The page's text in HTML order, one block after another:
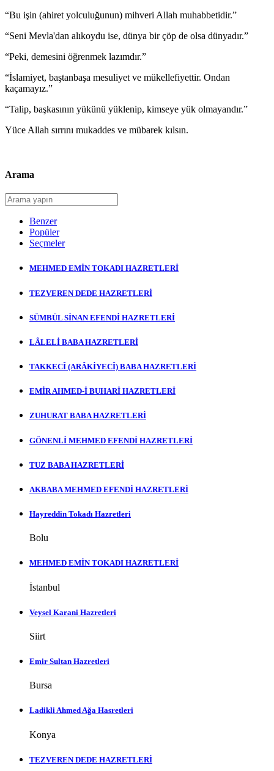
“Bu işin (ahiret yolculuğunun) mihveri Allah muhabbetidir.”
“Seni Mevla'dan alıkoydu ise, dünya bir çöp de olsa dünyadır.”
“Peki, demesini öğrenmek lazımdır.”
“İslamiyet, baştanbaşa mesuliyet ve mükellefiyettir. Ondan
kaçamayız.”
“Talip, başkasının yükünü yüklenip, kimseye yük olmayandır.”
Yüce Allah sırrını mukaddes ve mübarek kılsın.
Arama
Benzer
Popüler
Seçmeler
MEHMED EMİN TOKADI HAZRETLERİ
TEZVEREN DEDE HAZRETLERİ
SÜMBÜL SİNAN EFENDİ HAZRETLERİ
LÂLELİ BABA HAZRETLERİ
TAKKECÎ (ARÂKİYECÎ) BABA HAZRETLERİ
EMİR AHMED-İ BUHARİ HAZRETLERİ
ZUHURAT BABA HAZRETLERİ
GÖNENLİ MEHMED EFENDİ HAZRETLERİ
TUZ BABA HAZRETLERİ
AKBABA MEHMED EFENDİ HAZRETLERİ
Hayreddin Tokadı Hazretleri
Bolu
MEHMED EMİN TOKADI HAZRETLERİ
İstanbul
Veysel Karani Hazretleri
Siirt
Emir Sultan Hazretleri
Bursa
Ladikli Ahmed Ağa Hasretleri
Konya
TEZVEREN DEDE HAZRETLERİ